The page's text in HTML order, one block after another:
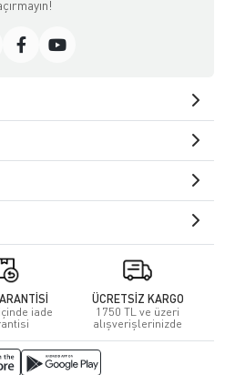
iade
ÜCRETSİZ KARGO
1750 TL ve üzeri
alışverişlerinizde